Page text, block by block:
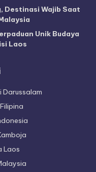
Destinasi Wajib Saat
Unik Budaya
Laos
Darussalam
Laos